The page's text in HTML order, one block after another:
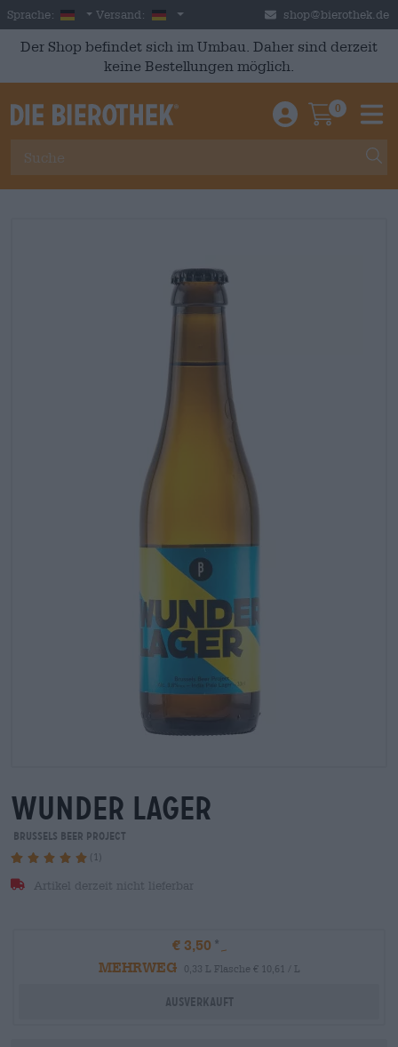
Skip to main content
Sprache: German
Versand: Deutschland shop@bierothek.de
Der Shop befindet sich im Umbau. Daher sind derzeit
keine Bestellungen möglich.
Einloggen /
0
wunder lager
Brussels Beer Project
(1)
Artikel derzeit nicht lieferbar
€ 3,50
MEHRWEG
0,33 L Flasche € 10,61 / L
Ausverkauft